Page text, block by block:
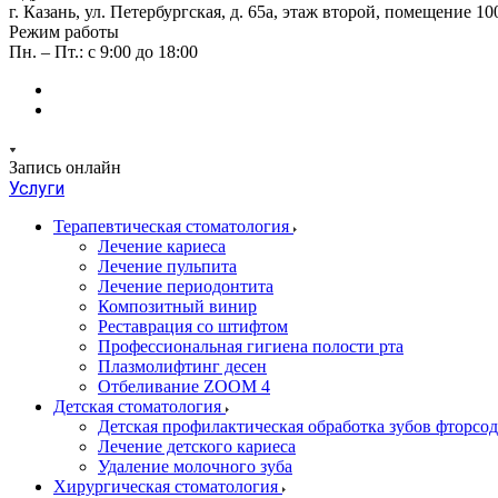
г. Казань, ул. Петербургская, д. 65а, этаж второй, помещение
Режим работы
Пн. – Пт.: с 9:00 до 18:00
Запись онлайн
Услуги
Терапевтическая стоматология
Лечение кариеса
Лечение пульпита
Лечение периодонтита
Композитный винир
Реставрация со штифтом
Профессиональная гигиена полости рта
Плазмолифтинг десен
Отбеливание ZOOM 4
Детская стоматология
Детская профилактическая обработка зубов
Лечение детского кариеса
Удаление молочного зуба
Хирургическая стоматология